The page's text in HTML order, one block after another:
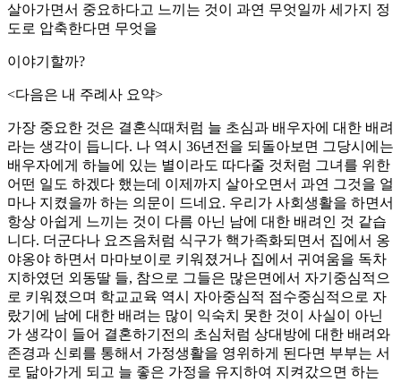
살아가면서 중요하다고 느끼는 것이 과연 무엇일까 세가지 정
도로 압축한다면 무엇을
이야기할까?
<다음은 내 주례사 요약>
가장 중요한 것은 결혼식때처럼 늘 초심과 배우자에 대한 배려
라는 생각이 듭니다. 나 역시 36년전을 되돌아보면 그당시에는
배우자에게 하늘에 있는 별이라도 따다줄 것처럼 그녀를 위한
어떤 일도 하겠다 했는데 이제까지 살아오면서 과연 그것을 얼
마나 지켰을까 하는 의문이 드네요. 우리가 사회생활을 하면서
항상 아쉽게 느끼는 것이 다름 아닌 남에 대한 배려인 것 같습
니다. 더군다나 요즈음처럼 식구가 핵가족화되면서 집에서 옹
야옹야 하면서 마마보이로 키워졌거나 집에서 귀여움을 독차
지하였던 외동딸 들, 참으로 그들은 많은면에서 자기중심적으
로 키워졌으며 학교교육 역시 자아중심적 점수중심적으로 자
랐기에 남에 대한 배려는 많이 익숙치 못한 것이 사실이 아닌
가 생각이 들어 결혼하기전의 초심처럼 상대방에 대한 배려와
존경과 신뢰를 통해서 가정생활을 영위하게 된다면 부부는 서
로 닮아가게 되고 늘 좋은 가정을 유지하여 지켜갔으면 하는